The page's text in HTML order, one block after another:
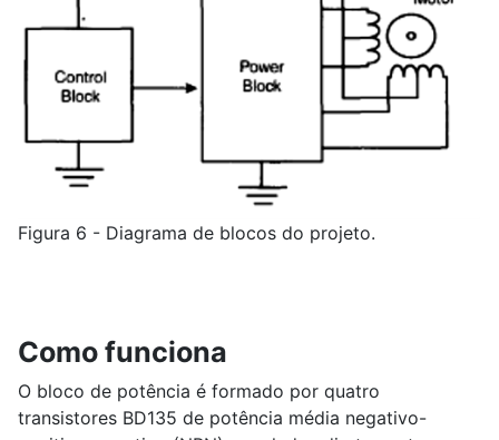
Figura 6 - Diagrama de blocos do projeto.
Como funciona
O bloco de potência é formado por quatro
transistores BD135 de potência média negativo-